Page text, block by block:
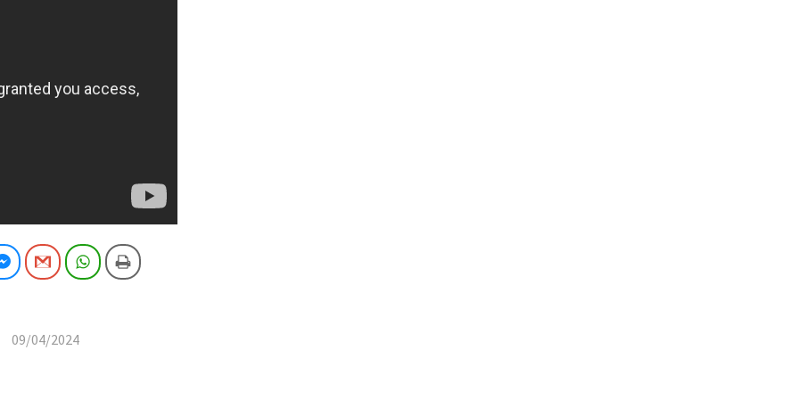
Facebook Messenger
Gmail WhatsAppImprimeix
09/04/2024